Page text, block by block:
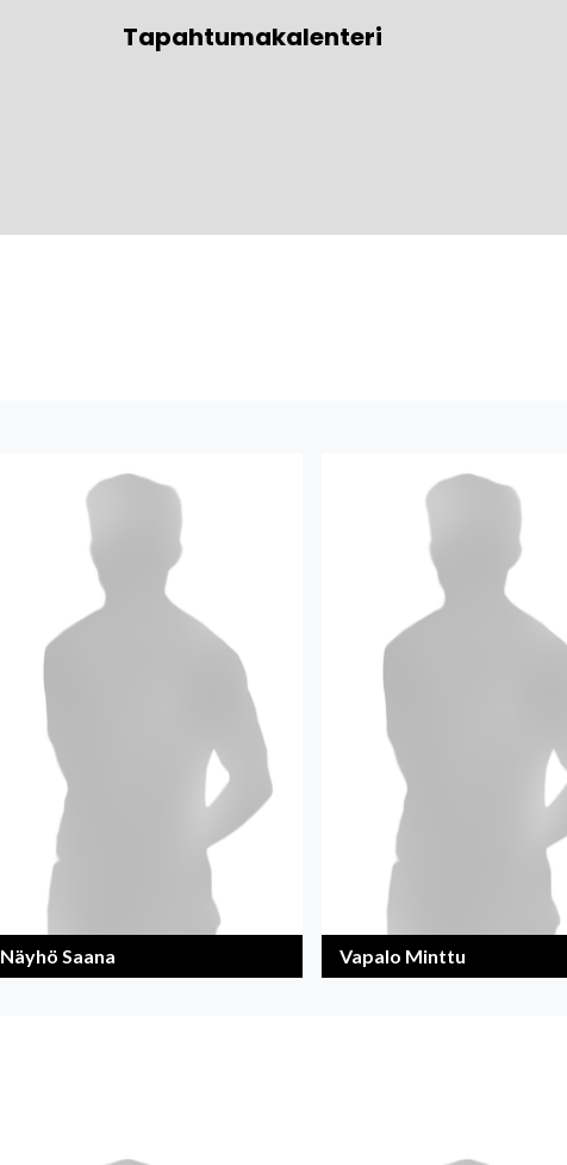
Tapahtumakalenteri
Näyhö Saana Vapalo Minttu